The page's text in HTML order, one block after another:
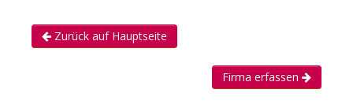
Zurück auf Hauptseite
Firma erfassen